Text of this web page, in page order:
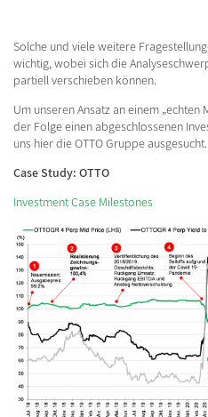
Solche und viele weitere
wichtig, wobei sich die
partiell verschieben können.
Um unseren Ansatz an einem
der Folge einen abgeschlossenen
uns hier die OTTO Gruppe ausgesucht.
Case Study: OTTO
Investment Case Milestones